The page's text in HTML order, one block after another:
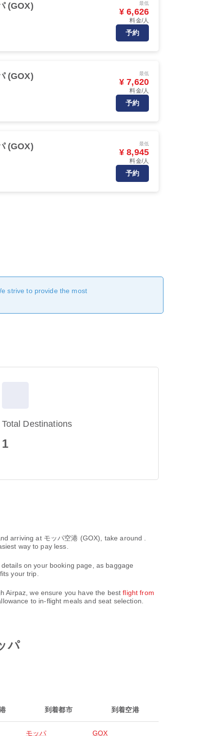
(GOX) 最低
¥ 6,626
料金/人
予約
(GOX) 最低
¥ 7,620
料金/人
予約
(GOX) 最低
¥ 8,945
料金/人
予約
strive to provide the most
Total Destinations
1
arriving at モッパ空港 (GOX), take around .
way to pay less.
on your booking page, as baggage
your trip.
Airpaz, we ensure you have the bestflight from
to in-flight meals and seat selection.
パ
到着都市 到着空港
モッパ GOX